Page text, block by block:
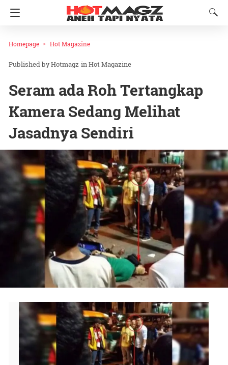
Homepage Hot Magazine
Hotmagz inHot Magazine
Seram ada Roh Tertangkap
Kamera Sedang Melihat
Jasadnya Sendiri